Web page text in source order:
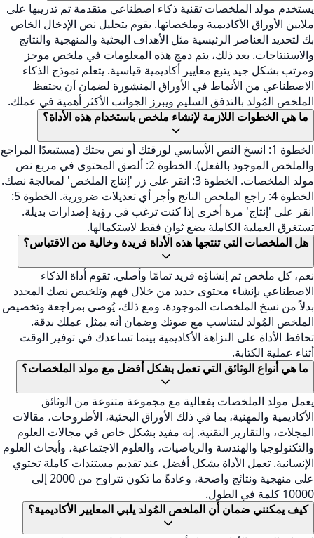
يستخدم مولد الملخصات تقنية ذكاء اصطناعي متقدمة تم تدريبها على
ملايين الأوراق الأكاديمية وملخصاتها. يقوم بتحليل نص الإدخال الخاص
بك لتحديد العناصر الرئيسية مثل الأهداف البحثية والمنهجية والنتائج
والاستنتاجات. بعد ذلك، يتم دمج هذه المعلومات في ملخص موجز
ومرتب بشكل جيد يتبع معايير أكاديمية قياسية. يتعلم نموذج الذكاء
الاصطناعي من الأنماط في الأوراق المنشورة لضمان أن يحتفظ
الملخص المُولد بالتدفق السليم ويبرز الجوانب الأكثر أهمية في عملك.
ما هي الخطوات اللازمة لإنشاء ملخص باستخدام هذه الأداة؟
الخطوة 1: انسخ النص الأساسي لورقتك أو نص بحثك (مستبعدًا المراجع
والملخص الموجود بالفعل). الخطوة 2: ألصق المحتوى في مربع نص
مولد الملخصات. الخطوة 3: انقر على زر 'إنتاج الملخص' لمعالجة نصك.
الخطوة 4: راجع الملخص الناتج وأجر أي تعديلات ضرورية. الخطوة 5:
انقر على 'إنتاج' مرة أخرى إذا كنت ترغب في رؤية إصدارات بديلة.
تستغرق العملية الكاملة بضع ثوانٍ فقط لاستكمالها.
هل الملخصات التي تنتجها هذه الأداة فريدة وخالية من الاقتباس؟
نعم، كل ملخص تم إنشاؤه فريد تمامًا وأصلي. تقوم أداة الذكاء
الاصطناعي بإنشاء محتوى جديد من خلال فهم وتلخيص نصك المحدد
بدلاً من نسخ الملخصات الموجودة. ومع ذلك، يُوصى بمراجعة وتخصيص
الملخص المُولد ليتناسب مع صوتك وضمان أنه يمثل عملك بدقة.
تحافظ الأداة على النزاهة الأكاديمية بينما تساعدك في توفير الوقت
أثناء عملية الكتابة.
ما هي أنواع الوثائق التي تعمل بشكل أفضل مع مولد الملخصات؟
يعمل مولد الملخصات بفعالية مع مجموعة متنوعة من الوثائق
الأكاديمية والمهنية، بما في ذلك الأوراق البحثية، الأطروحات، مقالات
المجلات، والتقارير التقنية. إنه مفيد بشكل خاص في مجالات العلوم
والتكنولوجيا والهندسة والرياضيات، والعلوم الاجتماعية، وأبحاث العلوم
الإنسانية. تعمل الأداة بشكل أفضل عند تقديم مستندات كاملة تحتوي
على منهجية ونتائج واضحة، وعادةً ما تكون تتراوح من 2000 إلى
10000 كلمة في الطول.
كيف يمكنني ضمان أن الملخص المُولد يلبي المعايير الأكاديمية؟